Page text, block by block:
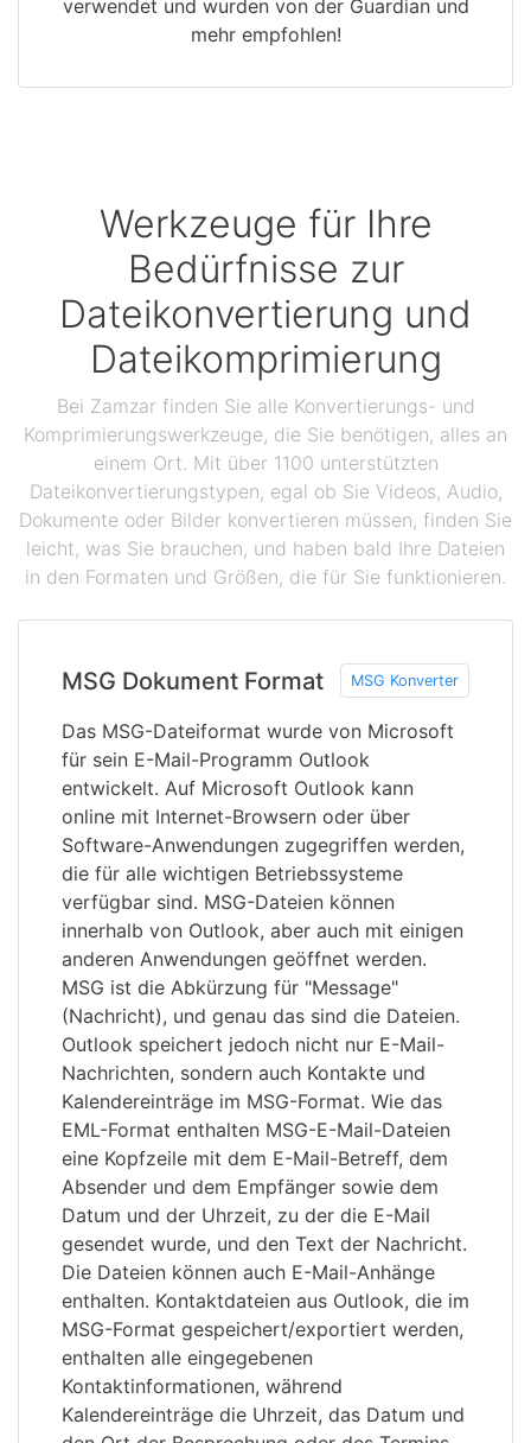
verwendet und wurden von der Guardian und
mehr empfohlen!
Werkzeuge für Ihre
Bedürfnisse zur
Dateikonvertierung und
Dateikomprimierung
Bei Zamzar finden Sie alle Konvertierungs- und
Komprimierungswerkzeuge, die Sie benötigen, alles an
einem Ort. Mit über 1100 unterstützten
Dateikonvertierungstypen, egal ob Sie Videos, Audio,
Dokumente oder Bilder konvertieren müssen, finden Sie
leicht, was Sie brauchen, und haben bald Ihre Dateien
in den Formaten und Größen, die für Sie funktionieren.
MSG Dokument Format MSG Konverter
Das MSG-Dateiformat wurde von Microsoft
für sein E-Mail-Programm Outlook
entwickelt. Auf Microsoft Outlook kann
online mit Internet-Browsern oder über
Software-Anwendungen zugegriffen werden,
die für alle wichtigen Betriebssysteme
verfügbar sind. MSG-Dateien können
innerhalb von Outlook, aber auch mit einigen
anderen Anwendungen geöffnet werden.
MSG ist die Abkürzung für "Message"
(Nachricht), und genau das sind die Dateien.
Outlook speichert jedoch nicht nur E-Mail-
Nachrichten, sondern auch Kontakte und
Kalendereinträge im MSG-Format. Wie das
EML-Format enthalten MSG-E-Mail-Dateien
eine Kopfzeile mit dem E-Mail-Betreff, dem
Absender und dem Empfänger sowie dem
Datum und der Uhrzeit, zu der die E-Mail
gesendet wurde, und den Text der Nachricht.
Die Dateien können auch E-Mail-Anhänge
enthalten. Kontaktdateien aus Outlook, die im
MSG-Format gespeichert/exportiert werden,
enthalten alle eingegebenen
Kontaktinformationen, während
Kalendereinträge die Uhrzeit, das Datum und